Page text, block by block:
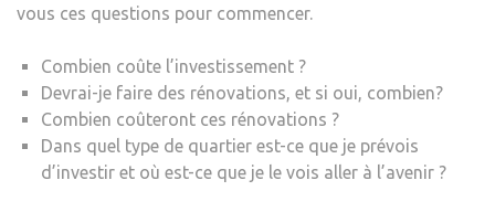
vous ces questions pour commencer.
Combien coûte l’investissement ?
Devrai-je faire des rénovations, et si oui, combien?
Combien coûteront ces rénovations ?
Dans quel type de quartier est-ce que je prévois
d’investir et où est-ce que je le vois aller à l’avenir ?